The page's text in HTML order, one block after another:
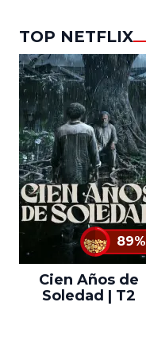
TOP NETFLIX
89%
Cien Años de
Soledad | T2